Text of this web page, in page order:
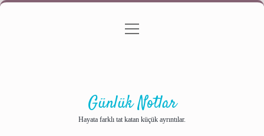
Gizlilik Politikası
menüyü
Günlük Notlar
Hayata farklı tat katan küçük ayrıntılar.